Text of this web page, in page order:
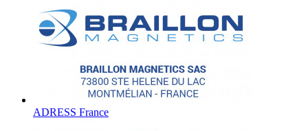
ADRESS France